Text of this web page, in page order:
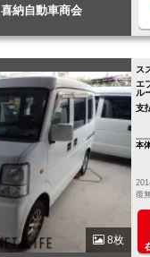
喜納自動車商会
8枚
ス
エ
ル
支
本
復